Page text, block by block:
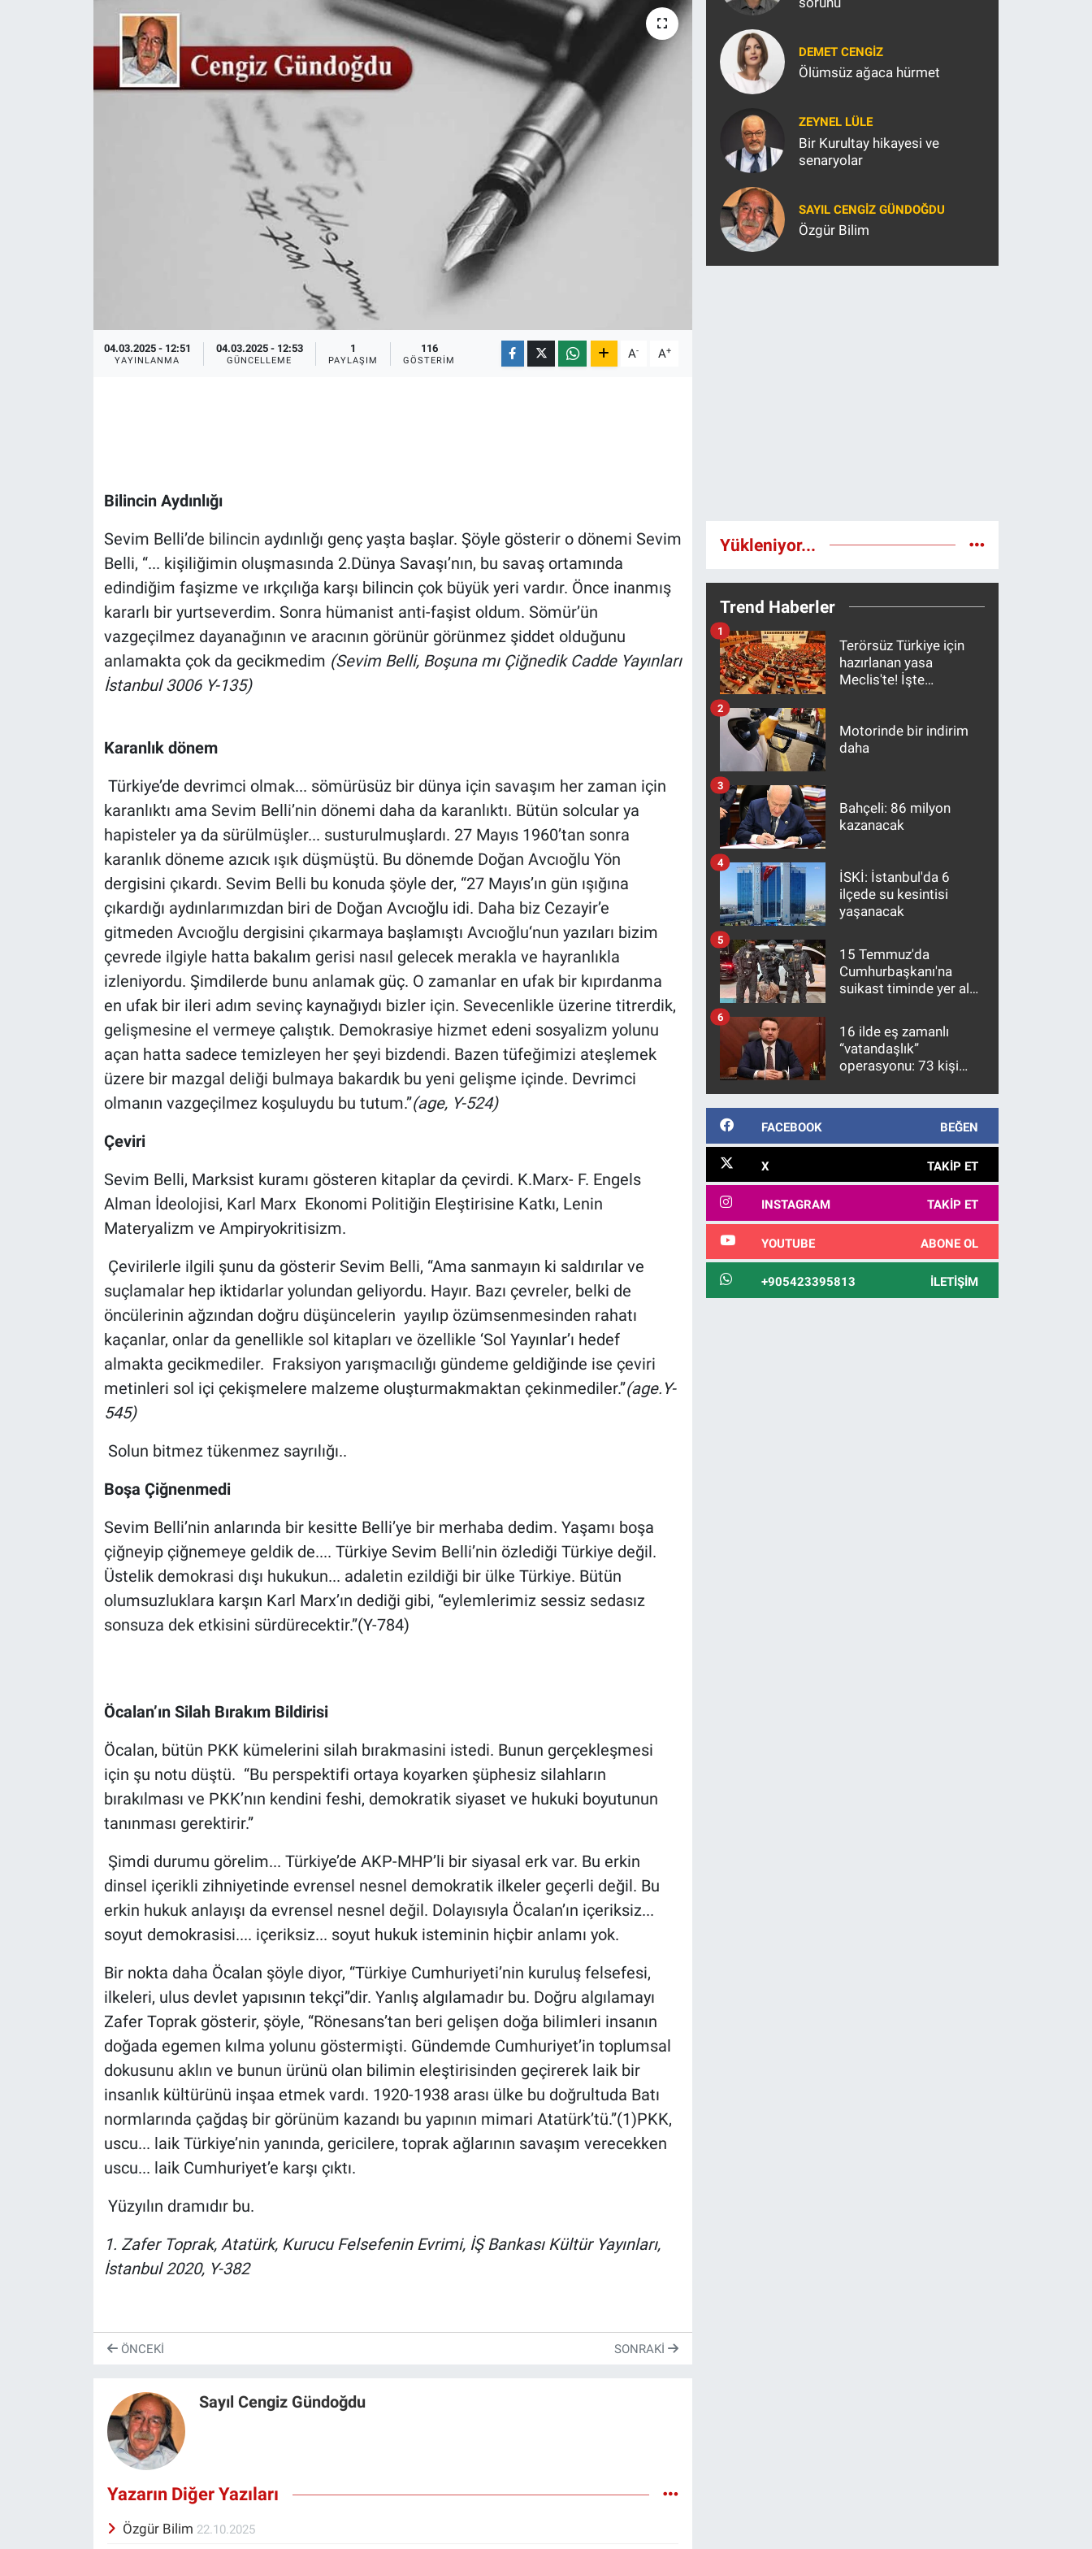
04.03.2025 - 12:51
YAYINLANMA
04.03.2025 - 12:53
GÜNCELLEME
1
PAYLAŞIM
116
GÖSTERIM A- A+
Bilincin Aydınlığı
Sevim Belli’de bilincin aydınlığı genç yaşta başlar. Şöyle gösterir o dönemi Sevim
Belli, “... kişiliğimin oluşmasında 2.Dünya Savaşı’nın, bu savaş ortamında
edindiğim faşizme ve ırkçılığa karşı bilincin çok büyük yeri vardır. Önce inanmış
kararlı bir yurtseverdim. Sonra hümanist anti-faşist oldum. Sömür’ün
vazgeçilmez dayanağının ve aracının görünür görünmez şiddet olduğunu
anlamakta çok da gecikmedim (Sevim Belli, Boşuna mı Çiğnedik Cadde Yayınları
İstanbul 3006 Y-135)
Karanlık dönem
Türkiye’de devrimci olmak... sömürüsüz bir dünya için savaşım her zaman için
karanlıktı ama Sevim Belli’nin dönemi daha da karanlıktı. Bütün solcular ya
hapisteler ya da sürülmüşler... susturulmuşlardı. 27 Mayıs 1960’tan sonra
karanlık döneme azıcık ışık düşmüştü. Bu dönemde Doğan Avcıoğlu Yön
dergisini çıkardı. Sevim Belli bu konuda şöyle der, “27 Mayıs’ın gün ışığına
çıkardığı aydınlarımızdan biri de Doğan Avcıoğlu idi. Daha biz Cezayir’e
gitmeden Avcıoğlu dergisini çıkarmaya başlamıştı Avcıoğlu‘nun yazıları bizim
çevrede ilgiyle hatta bakalım gerisi nasıl gelecek merakla ve hayranlıkla
izleniyordu. Şimdilerde bunu anlamak güç. O zamanlar en ufak bir kıpırdanma
en ufak bir ileri adım sevinç kaynağıydı bizler için. Sevecenlikle üzerine titrerdik,
gelişmesine el vermeye çalıştık. Demokrasiye hizmet edeni sosyalizm yolunu
açan hatta sadece temizleyen her şeyi bizdendi. Bazen tüfeğimizi ateşlemek
üzere bir mazgal deliği bulmaya bakardık bu yeni gelişme içinde. Devrimci
olmanın vazgeçilmez koşuluydu bu tutum.”(age, Y-524)
Çeviri
Sevim Belli, Marksist kuramı gösteren kitaplar da çevirdi. K.Marx- F. Engels
Alman İdeolojisi, Karl Marx Ekonomi Politiğin Eleştirisine Katkı, Lenin
Materyalizm ve Ampiryokritisizm.
Çevirilerle ilgili şunu da gösterir Sevim Belli, “Ama sanmayın ki saldırılar ve
suçlamalar hep iktidarlar yolundan geliyordu. Hayır. Bazı çevreler, belki de
öncülerinin ağzından doğru düşüncelerin yayılıp özümsenmesinden rahatı
kaçanlar, onlar da genellikle sol kitapları ve özellikle ‘Sol Yayınlar’ı hedef
almakta gecikmediler. Fraksiyon yarışmacılığı gündeme geldiğinde ise çeviri
metinleri sol içi çekişmelere malzeme oluşturmakmaktan çekinmediler.”(age.Y-
545)
Solun bitmez tükenmez sayrılığı..
Boşa Çiğnenmedi
Sevim Belli’nin anlarında bir kesitte Belli’ye bir merhaba dedim. Yaşamı boşa
çiğneyip çiğnemeye geldik de.... Türkiye Sevim Belli’nin özlediği Türkiye değil.
Üstelik demokrasi dışı hukukun... adaletin ezildiği bir ülke Türkiye. Bütün
olumsuzluklara karşın Karl Marx’ın dediği gibi, “eylemlerimiz sessiz sedasız
sonsuza dek etkisini sürdürecektir.”(Y-784)
Öcalan’ın Silah Bırakım Bildirisi
Öcalan, bütün PKK kümelerini silah bırakmasini istedi. Bunun gerçekleşmesi
için şu notu düştü. “Bu perspektifi ortaya koyarken şüphesiz silahların
bırakılması ve PKK’nın kendini feshi, demokratik siyaset ve hukuki boyutunun
tanınması gerektirir.”
Şimdi durumu görelim... Türkiye’de AKP-MHP’li bir siyasal erk var. Bu erkin
dinsel içerikli zihniyetinde evrensel nesnel demokratik ilkeler geçerli değil. Bu
erkin hukuk anlayışı da evrensel nesnel değil. Dolayısıyla Öcalan’ın içeriksiz...
soyut demokrasisi.... içeriksiz... soyut hukuk isteminin hiçbir anlamı yok.
Bir nokta daha Öcalan şöyle diyor, “Türkiye Cumhuriyeti’nin kuruluş felsefesi,
ilkeleri, ulus devlet yapısının tekçi”dir. Yanlış algılamadır bu. Doğru algılamayı
Zafer Toprak gösterir, şöyle, “Rönesans’tan beri gelişen doğa bilimleri insanın
doğada egemen kılma yolunu göstermişti. Gündemde Cumhuriyet’in toplumsal
dokusunu aklın ve bunun ürünü olan bilimin eleştirisinden geçirerek laik bir
insanlık kültürünü inşaa etmek vardı. 1920-1938 arası ülke bu doğrultuda Batı
normlarında çağdaş bir görünüm kazandı bu yapının mimari Atatürk’tü.”(1)PKK,
uscu... laik Türkiye’nin yanında, gericilere, toprak ağlarının savaşım verecekken
uscu... laik Cumhuriyet’e karşı çıktı.
Yüzyılın dramıdır bu.
1. Zafer Toprak, Atatürk, Kurucu Felsefenin Evrimi, İŞ Bankası Kültür Yayınları,
İstanbul 2020, Y-382
ÖNCEKI SONRAKI
Sayıl Cengiz Gündoğdu
Yazarın Diğer Yazıları
Özgür Bilim 22.10.2025
DEMET CENGIZ
Ölümsüz ağaca hürmet
ZEYNEL LÜLE
Bir Kurultay hikayesi ve
senaryolar
SAYIL CENGIZ GÜNDOĞDU
Özgür Bilim
Yükleniyor...
Trend Haberler
Terörsüz Türkiye için
hazırlanan yasa
Meclis'te! İşte
1
Motorinde bir indirim
daha
2
Bahçeli: 86 milyon
kazanacak
3
İSKİ: İstanbul'da 6
ilçede su kesintisi
yaşanacak
4
15 Temmuz'da
Cumhurbaşkanı'na
suikast timinde yer alan
10 yıl sonra yakalandı
5
16 ilde eş zamanlı
“vatandaşlık”
operasyonu: 73 kişi
6
FACEBOOK BEĞEN
X TAKIP ET
INSTAGRAM TAKIP ET
YOUTUBE ABONE OL
+905423395813 İLETIŞIM
Ege'den Esintiler
Koronavirüs
Kültür Sanat
Ne demişti
Programlar
Teknoloji
Türkiye'nin Geleceği
Türkiye'nin Gündemi
Yerel Gündem
Yerel Yaşam
Canlı Yayın